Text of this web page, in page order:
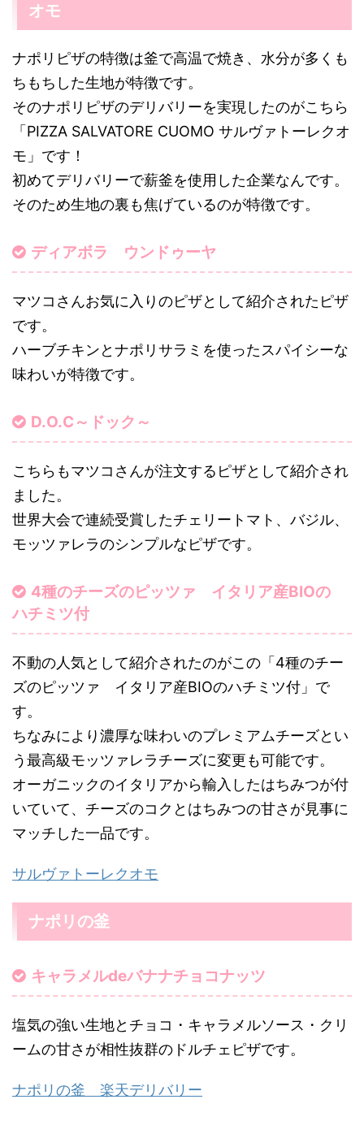
オモ
ナポリピザの特徴は釜で高温で焼き、水分が多くも
ちもちした生地が特徴です。
そのナポリピザのデリバリーを実現したのがこちら
「PIZZA SALVATORE CUOMO サルヴァトーレクオ
モ」です！
初めてデリバリーで薪釜を使用した企業なんです。
そのため生地の裏も焦げているのが特徴です。
ディアボラ ウンドゥーヤ
マツコさんお気に入りのピザとして紹介されたピザ
です。
ハーブチキンとナポリサラミを使ったスパイシーな
味わいが特徴です。
D.O.C～ドック～
こちらもマツコさんが注文するピザとして紹介され
ました。
世界大会で連続受賞したチェリートマト、バジル、
モッツァレラのシンプルなピザです。
4種のチーズのピッツァ イタリア産BIOの
ハチミツ付
不動の人気として紹介されたのがこの「4種のチー
ズのピッツァ イタリア産BIOのハチミツ付」で
す。
ちなみにより濃厚な味わいのプレミアムチーズとい
う最高級モッツァレラチーズに変更も可能です。
オーガニックのイタリアから輸入したはちみつが付
いていて、チーズのコクとはちみつの甘さが見事に
マッチした一品です。
サルヴァトーレクオモ
ナポリの釜
キャラメルdeバナナチョコナッツ
塩気の強い生地とチョコ・キャラメルソース・クリ
ームの甘さが相性抜群のドルチェピザです。
ナポリの釜 楽天デリバリー